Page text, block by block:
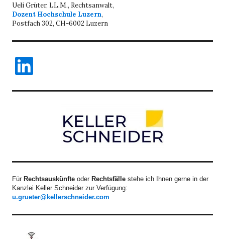
Ueli Grüter, LL.M., Rechtsanwalt,
Dozent Hochschule Luzern,
Postfach 302, CH-6002 Luzern
LinkedIn
Für Rechtsauskünfte oder Rechtsfälle stehe ich Ihnen gerne in der
Kanzlei Keller Schneider zur Verfügung:
u.grueter@kellerschneider.com